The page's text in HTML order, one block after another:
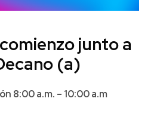
junto a
(a)
8:00 a.m. – 10:00 a.m